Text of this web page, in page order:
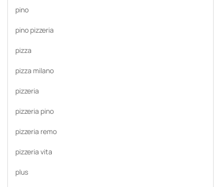
pino
pino pizzeria
pizza
pizza milano
pizzeria
pizzeria pino
pizzeria remo
pizzeria vita
plus